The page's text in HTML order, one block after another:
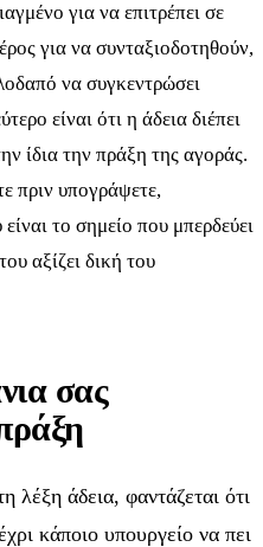
για να επιτρέπει σε
για να συνταξιοδοτηθούν,
να συγκεντρώσει
είναι ότι η άδεια διέπει
ίδια την πράξη της αγοράς.
πριν υπογράψετε,
το σημείο που μπερδεύει
αξίζει δική του
σας
λέξη άδεια, φαντάζεται ότι
κάποιο υπουργείο να πει